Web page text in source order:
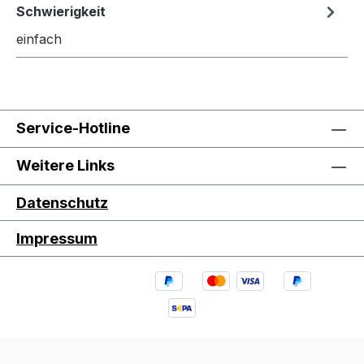
Schwierigkeit
einfach
Service-Hotline
Weitere Links
Datenschutz
Impressum